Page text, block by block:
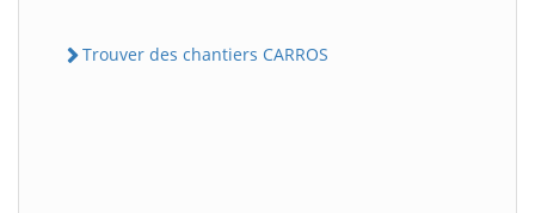
Trouver des chantiers CARROS